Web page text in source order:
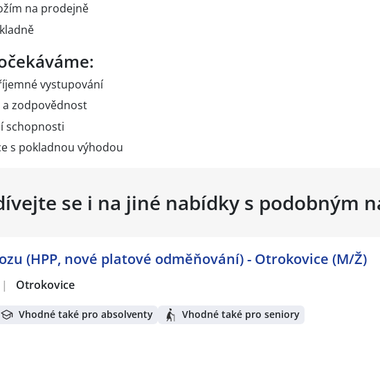
na prodejně
vystupování
zodpovědnost
schopnosti
s pokladnou výhodou
se i na jiné nabídky s podobným
(HPP, nové platové odměňování) - Otrokovice (M/Ž)
| Otrokovice
Vhodné také pro absolventy Vhodné také pro seniory